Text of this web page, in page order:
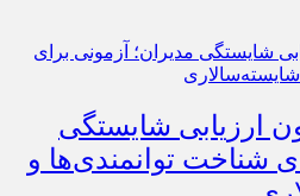
ارزیابی شایستگی
شناخت توانمندی‌ها و